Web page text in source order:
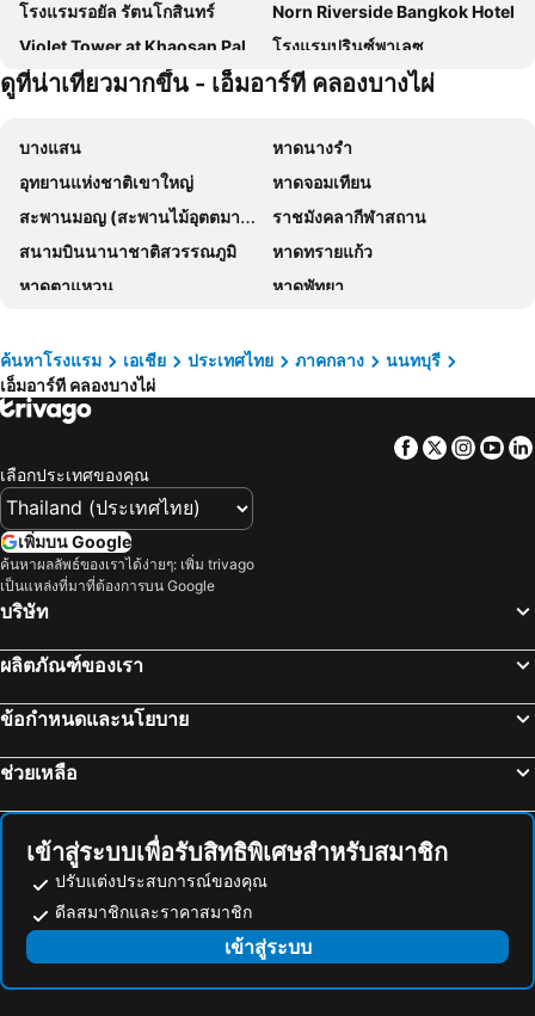
โรงแรมรอยัล รัตนโกสินทร์
Norn Riverside Bangkok Hotel
Violet Tower at Khaosan Palace
โรงแรมปรินซ์พาเลซ
นิวสยาม ริเวอร์ไซด์
รามบุตรี วิลเลจ อินน์ แอนด์ พลาซ่า
Livotel Hotel Kaset Nawamin Bangkok
Grand China Bangkok
โรงแรมมารวยการ์เด้น
Grand Richmond Stylish Convention Hotel
โรงแรมแกรนด์ ทาวเวอร์ อินน์ พระราม 6
ชิวแล็กซ์ รีสอร์ท
Novotel Bangkok Impact
Glow Bangkok Riverside
วิค ทรี แบงคอก
V Resotel
The Samsen Street Hotel
Mida Hotel Ngamwongwan
Scene Bangkoknoi Hotel Bangkok
โรงแรมนนทบุรี พาเลซ
ริว่าอรุณ แบงคอก
Villa Baron Sha Plus
The Quarter Ratchayothin By Uhg
นิวสยาม พาเลซ วิว
โรงแรมรอยัลซิตี้
Sawatdee Guesthouse The Original
โรงแรมนูโวซิตี้
โรงแรม 13 เหรียญ บางใหญ่
Westgate Residence Hotel
Grand Ratchapruek Hotel
Civilize Apartment
Sasi Nonthaburi Hotel
Capital O V.resotel
Ruen Pruksa Boutique Resort
Bed in Beyt Boutique Hotel
อิมแพค ดอนเมือง บางกอก เกสท์เฮ้่าส์
ดูที่น่าเที่ยวมากขึ้น - เอ็มอาร์ที คลองบางไผ่
บางแสน
หาดนางรำ
อุทยานแห่งชาติเขาใหญ่
หาดจอมเทียน
สะพานมอญ (สะพานไม้อุตตมานุสรณ์)
ราชมังคลากีฬาสถาน
สนามบินนานาชาติสวรรณภูมิ
หาดทรายแก้ว
หาดตาแหวน
หาดพัทยา
อุทยานแห่งชาติเอราวัณ
พัทยากลาง
สนามบินดอนเมือง
รามคำแหง
อุทยานแห่งชาติแก่งกระจาน
เยาวราช
สะพานข้ามแม่น้ำแคว
หาดเขาตะเกียบ
พัทยาเหนือ
สยามพารากอน
สยามสแควร์
แกลง
สวนนงนุช
Cha-am Beach
สถานีรถไฟหัวลำโพง
บีทีเอส พร้อมพงษ์
บีทีเอส อารีย์
บีทีเอส พญาไท
ค้นหาโรงแรม เอเชีย ประเทศไทย ภาคกลาง
นนทบุรี
เอ็มอาร์ที คลองบางไผ่
Facebook
Twitter
เลือกประเทศของคุณ
เพิ่มบน Google
ค้นหาผลลัพธ์ของเราได้ง่ายๆ: เพิ่ม trivago
เป็นแหล่งที่มาที่ต้องการบน Google
บริษัท
ผลิตภัณฑ์ของเรา
ข้อกำหนดและนโยบาย
ช่วยเหลือ
เข้าสู่ระบบเพื่อรับสิทธิพิเศษสำหรับสมาชิก
ปรับแต่งประสบการณ์ของคุณ
ดีลสมาชิกและราคาสมาชิก
เข้าสู่ระบบ